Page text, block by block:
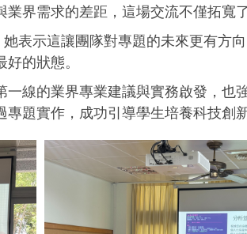
界需求的差距，這場交流不僅拓寬
表示這讓團隊對專題的未來更有方
的狀態。
線的業界專業建議與實務啟發，
題實作，成功引導學生培養科技創